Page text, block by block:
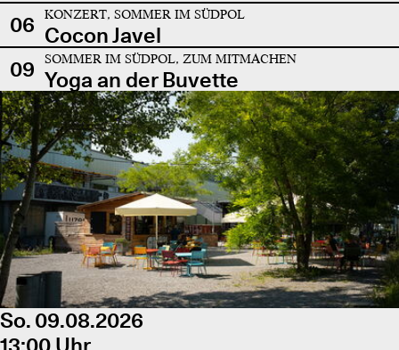
06 KONZERT, SOMMER IM SÜDPOL
Cocon Javel
09
SOMMER IM SÜDPOL, ZUM MITMACHEN
Yoga an der Buvette
So. 09.08.2026
13:00 Uhr